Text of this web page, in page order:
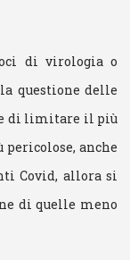
di virologia o
questione delle
di limitare il più
anche
Covid, allora si
di quelle meno